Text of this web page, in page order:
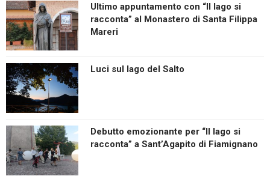
Ultimo appuntamento con “Il lago si
racconta” al Monastero di Santa Filippa
Mareri
Luci sul lago del Salto
Debutto emozionante per “Il lago si
racconta” a Sant’Agapito di Fiamignano